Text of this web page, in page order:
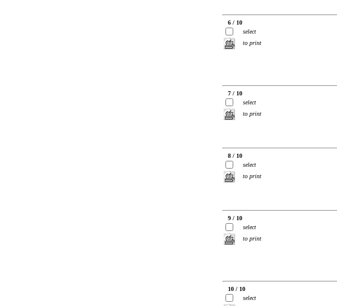
6 / 10
select
to print
7 / 10
select
to print
8 / 10
select
to print
9 / 10
select
to print
10 / 10
select